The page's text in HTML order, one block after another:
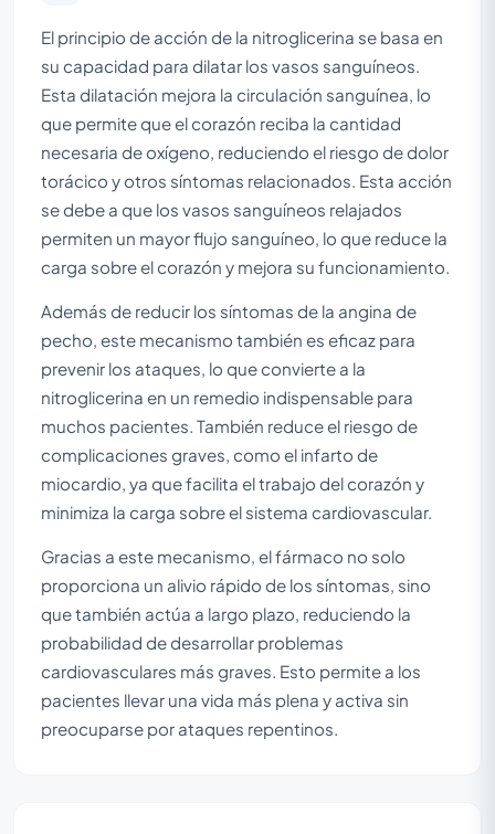
El principio de acción de la nitroglicerina se basa en
su capacidad para dilatar los vasos sanguíneos.
Esta dilatación mejora la circulación sanguínea, lo
que permite que el corazón reciba la cantidad
necesaria de oxígeno, reduciendo el riesgo de dolor
torácico y otros síntomas relacionados. Esta acción
se debe a que los vasos sanguíneos relajados
permiten un mayor flujo sanguíneo, lo que reduce la
carga sobre el corazón y mejora su funcionamiento.
Además de reducir los síntomas de la angina de
pecho, este mecanismo también es eficaz para
prevenir los ataques, lo que convierte a la
nitroglicerina en un remedio indispensable para
muchos pacientes. También reduce el riesgo de
complicaciones graves, como el infarto de
miocardio, ya que facilita el trabajo del corazón y
minimiza la carga sobre el sistema cardiovascular.
Gracias a este mecanismo, el fármaco no solo
proporciona un alivio rápido de los síntomas, sino
que también actúa a largo plazo, reduciendo la
probabilidad de desarrollar problemas
cardiovasculares más graves. Esto permite a los
pacientes llevar una vida más plena y activa sin
preocuparse por ataques repentinos.